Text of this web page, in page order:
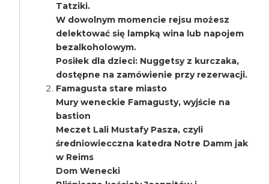
Tatziki.
W dowolnym momencie rejsu możesz
delektować się lampką wina lub napojem
bezalkoholowym.
Posiłek dla dzieci: Nuggetsy z kurczaka,
dostępne na zamówienie przy rezerwacji.
Famagusta stare miasto
Mury weneckie Famagusty, wyjście na
bastion
Meczet Lali Mustafy Pasza, czyli
średniowiecczna katedra Notre Damm jak
w Reims
Dom Wenecki